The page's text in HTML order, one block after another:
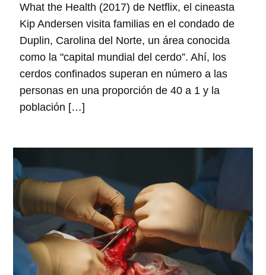
What the Health (2017) de Netflix, el cineasta
Kip Andersen visita familias en el condado de
Duplin, Carolina del Norte, un área conocida
como la "capital mundial del cerdo”. Ahí, los
cerdos confinados superan en número a las
personas en una proporción de 40 a 1 y la
población […]